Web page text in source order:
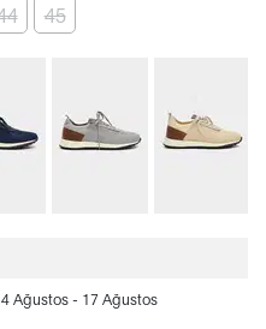
45
Ağustos - 17 Ağustos